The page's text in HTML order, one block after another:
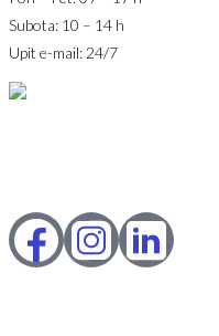
Subota: 10 – 14 h
Upit e-mail: 24/7